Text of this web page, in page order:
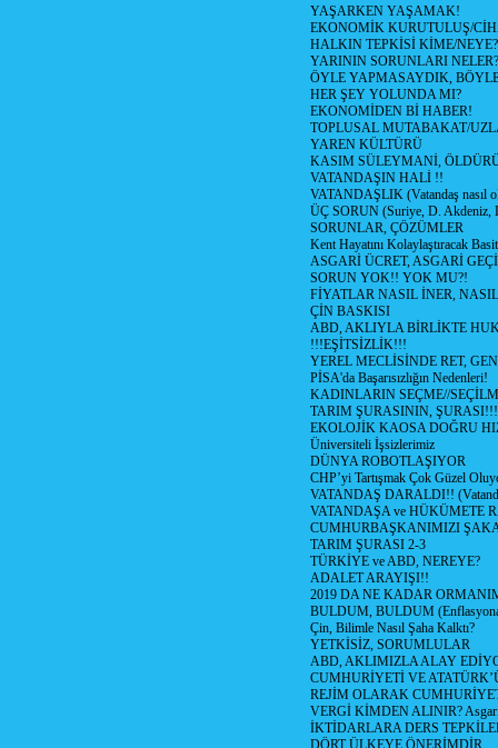
YAŞARKEN YAŞAMAK!
EKONOMİK KURUTULUŞ/
HALKIN TEPKİSİ KİME/NEYE?
YARININ SORUNLARI NELER?
ÖYLE YAPMASAYDIK,
HER ŞEY YOLUNDA MI?
EKONOMİDEN Bİ HABER!
TOPLUSAL MUTABAKAT/
YAREN KÜLTÜRÜ
KASIM SÜLEYMANİ,
VATANDAŞIN HALİ !!
VATANDAŞLIK (Vatandaş nasıl
ÜÇ SORUN (Suriye, D. Akdeniz,
SORUNLAR, ÇÖZÜMLER
Kent Hayatını Kolaylaştıracak
ASGARİ ÜCRET, ASGARİ
SORUN YOK!! YOK MU?!
FİYATLAR NASIL İNER,
ÇİN BASKISI
ABD, AKLIYLA BİRLİKTE
!!!EŞİTSİZLİK!!!
YEREL MECLİSİNDE RET,
PİSA'da Başarısızlığın Nedenleri!
KADINLARIN SEÇME//
TARIM ŞURASININ, ŞURASI!!!
EKOLOJİK KAOSA DOĞRU
Üniversiteli İşsizlerimiz
DÜNYA ROBOTLAŞIYOR
CHP’yi Tartışmak Çok Güzel
VATANDAŞ DARALDI!!
VATANDAŞA ve HÜKÜMETE
CUMHURBAŞKANIMIZI
TARIM ŞURASI 2-3
TÜRKİYE ve ABD, NEREYE?
ADALET ARAYIŞI!!
2019 DA NE KADAR
BULDUM, BULDUM
Çin, Bilimle Nasıl Şaha Kalktı?
YETKİSİZ, SORUMLULAR
ABD, AKLIMIZLA ALAY
CUMHURİYETİ VE
REJİM OLARAK
VERGİ KİMDEN ALINIR?
İKTİDARLARA DERS
DÖRT ÜLKEYE ÖNERİMDİR